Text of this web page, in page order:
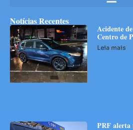
Notícias Recentes
Acidente
Centro de
Leia mais
PRF alerta